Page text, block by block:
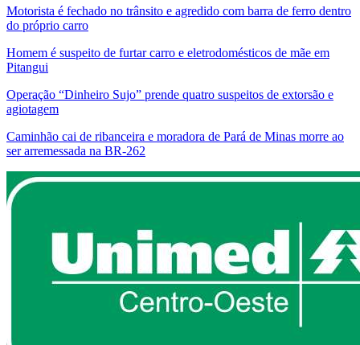
Motorista é fechado no trânsito e agredido com barra de ferro dentro
do próprio carro
Homem é suspeito de furtar carro e eletrodomésticos de mãe em
Pitangui
Operação “Dinheiro Sujo” prende quatro suspeitos de extorsão e
agiotagem
Caminhão cai de ribanceira e moradora de Pará de Minas morre ao
ser arremessada na BR-262